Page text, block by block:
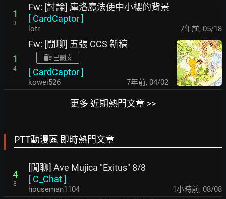
1
3
Fw: [討論] 庫洛魔法使中小櫻的背景
[ CardCaptor]
lotr 7年前, 05/18
1
4
Fw: [閒聊] 五張 CCS 新稿
已刪文
[ CardCaptor]
kowei526 7年前, 04/02
更多 近期熱門文章 >>
PTT動漫區 即時熱門文章
4
8
[閒聊] Ave Mujica "Exitus" 8/8
[ C_Chat]
houseman1104 1小時前, 08/08